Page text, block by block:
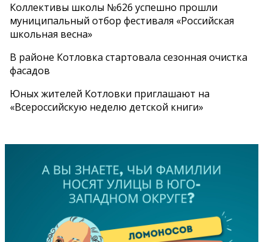
Коллективы школы №626 успешно прошли
муниципальный отбор фестиваля «Российская
школьная весна»
В районе Котловка стартовала сезонная очистка
фасадов
Юных жителей Котловки приглашают на
«Всероссийскую неделю детской книги»